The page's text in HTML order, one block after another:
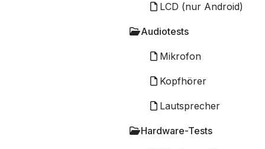
LCD (nur Android)
Audiotests
Mikrofon
Kopfhörer
Lautsprecher
Hardware-Tests